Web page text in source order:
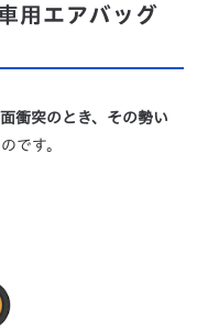
用エアバッグ
衝突のとき、その勢い
です。